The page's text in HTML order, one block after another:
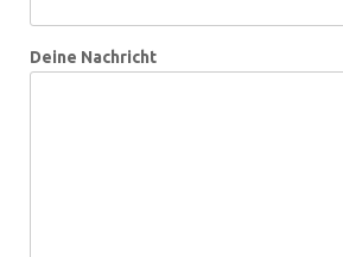
Deine Nachricht